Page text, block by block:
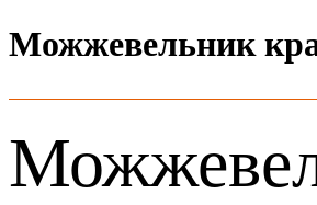
Можжевельник